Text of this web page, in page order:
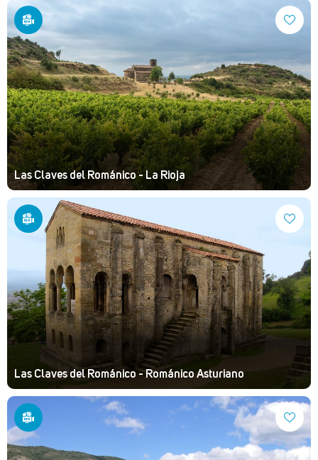
Las Claves del Románico - La Rioja
Las Claves del Románico - Románico Asturiano